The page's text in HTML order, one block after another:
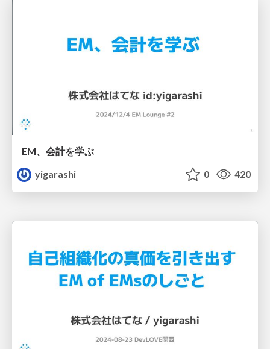
EM、会計を学ぶ
yigarashi
0 420